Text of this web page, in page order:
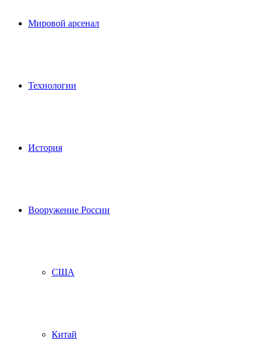
Мировой арсенал
Технологии
История
Вооружение России
США
Китай